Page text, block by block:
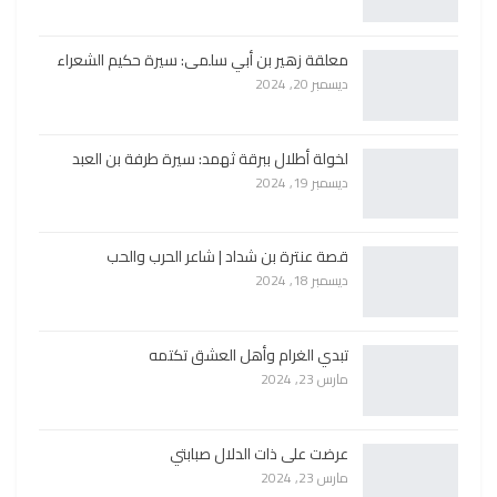
معلقة زهير بن أبي سلمى: سيرة حكيم الشعراء
ديسمبر 20, 2024
لخولة أطلال ببرقة ثهمد: سيرة طرفة بن العبد
ديسمبر 19, 2024
قصة عنترة بن شداد | شاعر الحرب والحب
ديسمبر 18, 2024
تبدي الغرام وأهل العشق تكتمه
مارس 23, 2024
عرضت على ذات الدلال صبابتي
مارس 23, 2024